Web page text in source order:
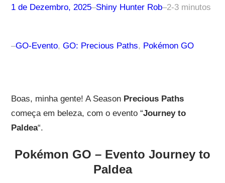
1 de Dezembro, 2025–Shiny Hunter Rob–2-3 minutos
–GO-Evento, GO: Precious Paths, Pokémon GO
Boas, minha gente! A Season Precious Paths
começa em beleza, com o evento “Journey to
Paldea“.
Pokémon GO – Evento Journey to
Paldea